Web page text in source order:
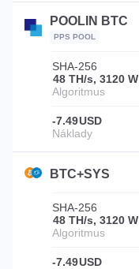
POOLIN BTC
PPS POOL
SHA-256
48 TH/s, 3120 W
-7.49USD
BTC+SYS
SHA-256
48 TH/s, 3120 W
-7.49USD